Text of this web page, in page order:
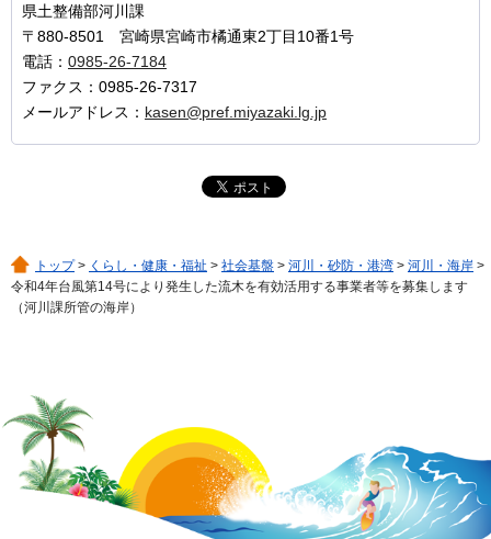
県土整備部河川課
〒880-8501 宮崎県宮崎市橘通東2丁目10番1号
電話： 0985-26-7184
ファクス：0985-26-7317
メールアドレス： kasen@pref.miyazaki.lg.jp
トップ> くらし・健康・福祉 > 社会基盤 > 河川・砂防・港湾 > 河川・海岸 >
令和4年台風第14号により発生した流木を有効活用する事業者等を募集します
（河川課所管の海岸）